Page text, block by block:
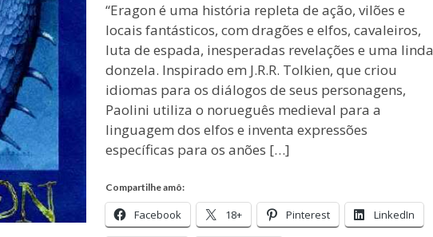
“Eragon é uma história repleta de ação, vilões e
locais fantásticos, com dragões e elfos, cavaleiros,
luta de espada, inesperadas revelações e uma linda
donzela. Inspirado em J.R.R. Tolkien, que criou
idiomas para os diálogos de seus personagens,
Paolini utiliza o norueguês medieval para a
linguagem dos elfos e inventa expressões
específicas para os anões […]
Compartilhe amô:
Facebook 18+ Pinterest LinkedIn